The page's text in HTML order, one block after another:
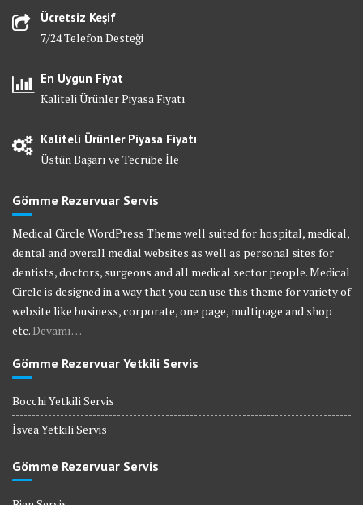
Ücretsiz Keşif
7/24 Telefon Desteği
En Uygun Fiyat
Kaliteli Ürünler Piyasa Fiyatı
Kaliteli Ürünler Piyasa Fiyatı
Üstün Başarı ve Tecrübe İle
Gömme Rezervuar Servis
Medical Circle WordPress Theme well suited for hospital, medical,
dental and overall medial websites as well as personal sites for
dentists, doctors, surgeons and all medical sector people. Medical
Circle is designed in a way that you can use this theme for variety of
website like business, corporate, one page, multipage and shop
etc. Devamı…
Gömme Rezervuar Yetkili Servis
Bocchi Yetkili Servis
İsvea Yetkili Servis
Gömme Rezervuar Servis